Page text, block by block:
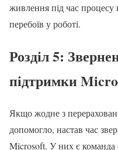
живлення під час
перебоїв у роботі.
Розділ 5:
підтримки
Якщо жодне з
допомогло, настав час
Microsoft. У них є команда